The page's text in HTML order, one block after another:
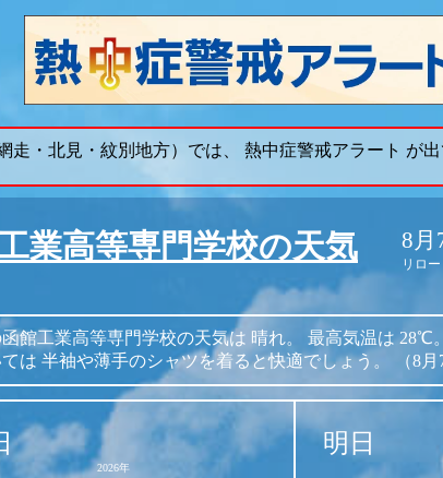
走・北見・紋別地方）では、 熱中症警戒アラート が
業高等専門学校の天気 8月
リロ
館工業高等専門学校の天気は 晴れ。 最高気温は 28℃。
は 半袖や薄手のシャツを着ると快適でしょう。 （8
2026年
明日